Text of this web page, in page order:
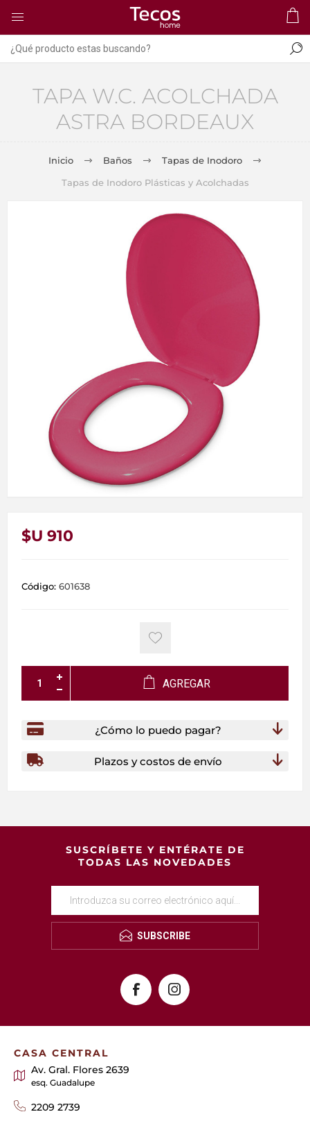
TAPA W.C. ACOLCHADA
ASTRA BORDEAUX
Inicio Baños
Tapas de Inodoro
Tapas de Inodoro Plásticas y Acolchadas
$U 910
Código: 601638
AGREGAR
¿Cómo lo puedo pagar?
Plazos y costos de envío
SUSCRÍBETE Y ENTÉRATE DE
TODAS LAS NOVEDADES
SUBSCRIBE
CASA CENTRAL
Av. Gral. Flores 2639
esq. Guadalupe
2209 2739